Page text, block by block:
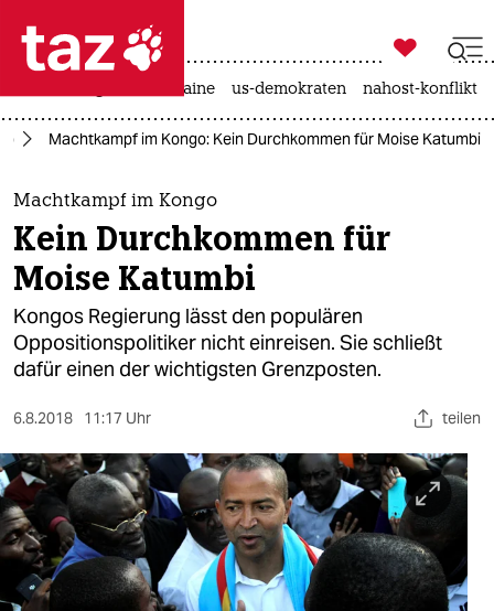
 taz zahl ich
taz zahl ich
themen
politik
öko
gesellschaft
sport
berlin
nord
wahrheit

taz zahl ich
krieg in der ukraine us-demokraten nahost-konflikt
Machtkampf im Kongo: Kein Durchkommen für Moise Katumbi
Machtkampf im Kongo
Kein Durchkommen für
Moise Katumbi
Kongos Regierung lässt den populären
Oppositionspolitiker nicht einreisen. Sie schließt
dafür einen der wichtigsten Grenzposten.
6.8.2018 11:17 Uhr teilen